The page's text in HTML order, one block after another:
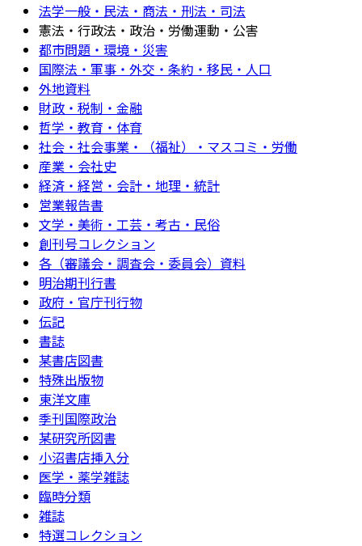
法学一般・民法・商法・刑法・司法
憲法・行政法・政治・労働運動・公害
都市問題・環境・災害
国際法・軍事・外交・条約・移民・人口
外地資料
財政・税制・金融
哲学・教育・体育
社会・社会事業・（福祉）・マスコミ・労働
産業・会社史
経済・経営・会計・地理・統計
営業報告書
文学・美術・工芸・考古・民俗
創刊号コレクション
各（審議会・調査会・委員会）資料
明治期刊行書
政府・官庁刊行物
伝記
書誌
某書店図書
特殊出版物
東洋文庫
季刊国際政治
某研究所図書
小沼書店挿入分
医学・薬学雑誌
臨時分類
雑誌
特選コレクション